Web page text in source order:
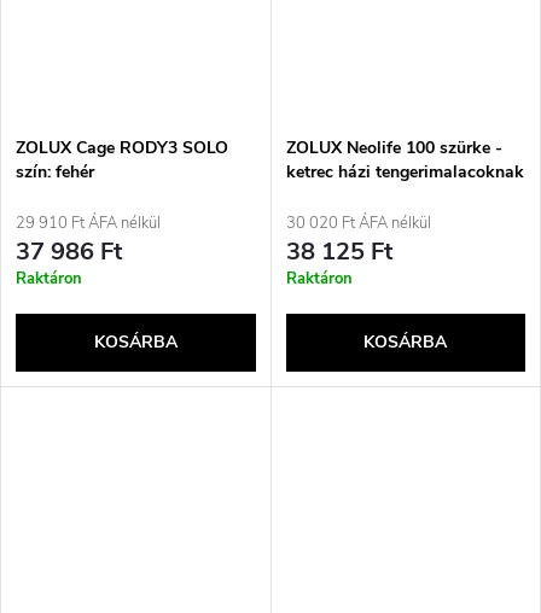
ZOLUX Cage RODY3 SOLO
szín: fehér
29 910 Ft ÁFA nélkül
37 986 Ft
Raktáron
KOSÁRBA
ZOLUX Neolife 100 szürke -
ketrec házi tengerimalacoknak
30 020 Ft ÁFA nélkül
38 125 Ft
Raktáron
KOSÁRBA